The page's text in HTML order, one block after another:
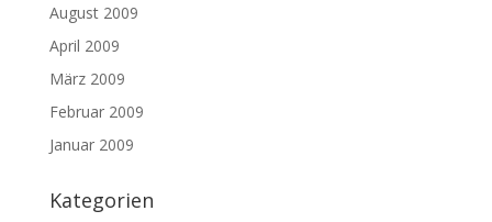
August 2009
April 2009
März 2009
Februar 2009
Januar 2009
Kategorien